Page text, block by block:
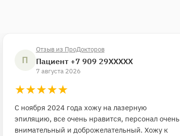
П
Отзыв из ПроДокторов
Пациент +7 909 29XXXXX
7 августа 2026
★★★★★
★★★★★
С ноября 2024 года хожу на лазерную
эпиляцию​, все очень нравится, персонал очень
внимательный и доброжелательный. Хожу к